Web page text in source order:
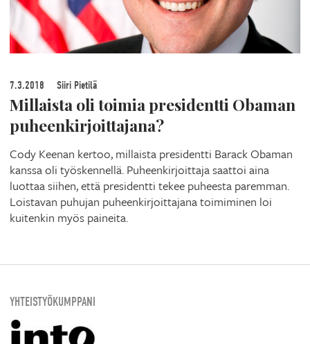
7.3.2018 Siiri Pietilä
Millaista oli toimia presidentti Obaman
puheenkirjoittajana?
Cody Keenan kertoo, millaista presidentti Barack Obaman
kanssa oli työskennellä. Puheenkirjoittaja saattoi aina
luottaa siihen, että presidentti tekee puheesta paremman.
Loistavan puhujan puheenkirjoittajana toimiminen loi
kuitenkin myös paineita.
YHTEISTYÖKUMPPANI